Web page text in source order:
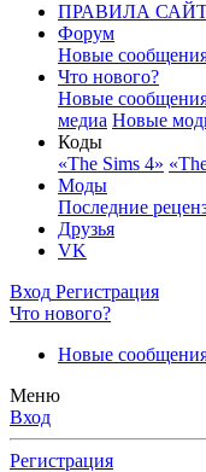
ПРАВИЛА
Форум
Новые
Что нового?
Новые
медиа Новые
Коды
«The Sims 4»
Моды
Последние
Друзья
VK
Вход Регистрация
Что нового?
Новые
Меню
Вход
Регистрация